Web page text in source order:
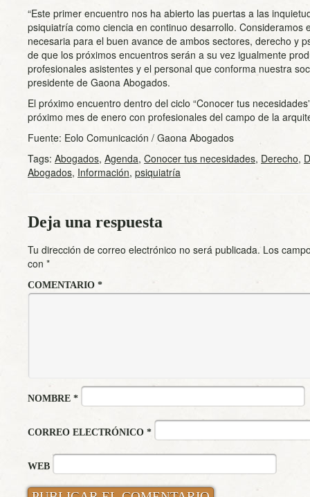
“Este primer encuentro nos ha abierto las puertas a las
psiquiatría como ciencia en continuo desarrollo. Consideramos
necesaria para el buen avance de ambos sectores, derecho y
de que los próximos encuentros serán a su vez igualmente
profesionales asistentes y el personal que conforma nuestra
presidente de Gaona Abogados.
El próximo encuentro dentro del ciclo “Conocer tus
próximo mes de enero con profesionales del campo de la
Fuente: Eolo Comunicación / Gaona Abogados
Tags: Abogados, Agenda, Conocer tus necesidades, Derecho,
Abogados, Información, psiquiatría
Deja una respuesta
Tu dirección de correo electrónico no será publicada. Los
con *
COMENTARIO *
NOMBRE *
CORREO ELECTRÓNICO *
WEB